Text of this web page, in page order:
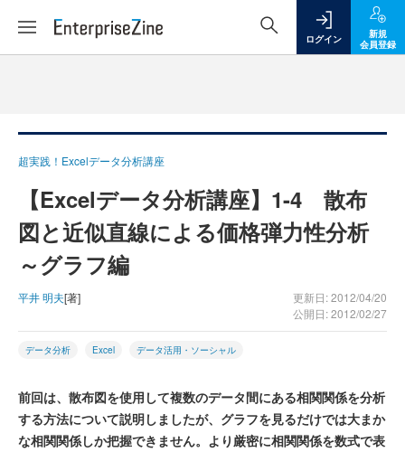
ログイン
新規
会員登録
超実践！Excelデータ分析講座
【Excelデータ分析講座】1-4 散布
図と近似直線による価格弾力性分析
～グラフ編
平井 明夫[著]
更新日: 2012/04/20
公開日: 2012/02/27
データ分析 Excel データ活用・ソーシャル
前回は、散布図を使用して複数のデータ間にある相関関係を分析
する方法について説明しましたが、グラフを見るだけでは大まか
な相関関係しか把握できません。より厳密に相関関係を数式で表